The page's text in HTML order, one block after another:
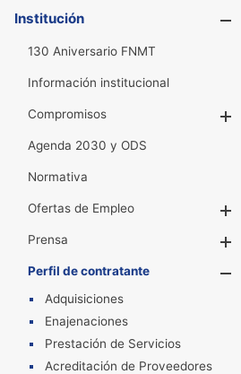
Institución
130 Aniversario FNMT
Información institucional
Compromisos
Agenda 2030 y ODS
Normativa
Ofertas de Empleo
Prensa
Perfil de contratante
Adquisiciones
Enajenaciones
Prestación de Servicios
Acreditación de Proveedores